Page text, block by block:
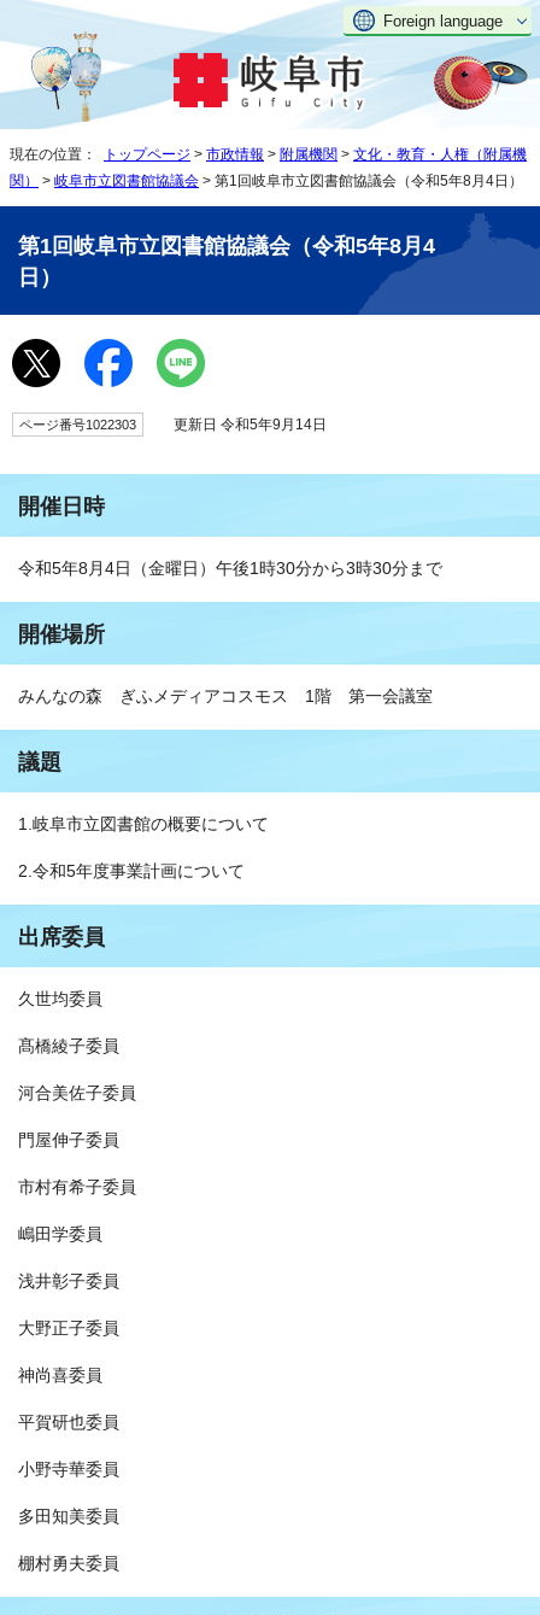
Foreign language
現在の位置： トップページ > 市政情報 > 附属機関 > 文化・教育・人権（附属機
関）
> 岐阜市立図書館協議会 > 第1回岐阜市立図書館協議会（令和5年8月4日）
第1回岐阜市立図書館協議会（令和5年8月4
日）
ページ番号1022303 更新日 令和5年9月14日
開催日時
令和5年8月4日（金曜日）午後1時30分から3時30分まで
開催場所
みんなの森 ぎふメディアコスモス 1階 第一会議室
議題
1.岐阜市立図書館の概要について
2.令和5年度事業計画について
出席委員
久世均委員
髙橋綾子委員
河合美佐子委員
門屋伸子委員
市村有希子委員
嶋田学委員
浅井彰子委員
大野正子委員
神尚喜委員
平賀研也委員
小野寺華委員
多田知美委員
棚村勇夫委員